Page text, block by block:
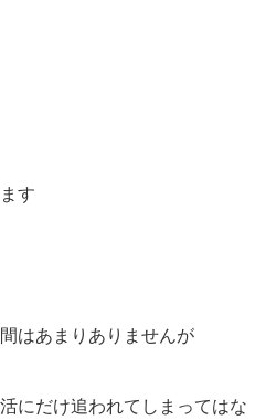
す
はあまりありませんが
にだけ追われてしまってはな